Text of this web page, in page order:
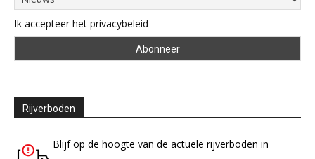
Ik accepteer het privacybeleid
Rijverboden
Blijf op de hoogte van de actuele rijverboden in